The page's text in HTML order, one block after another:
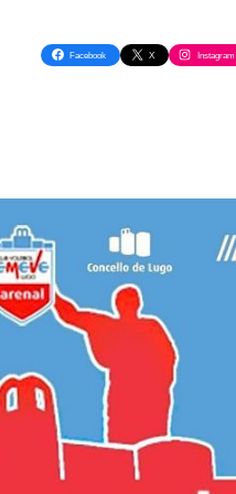
Facebook X Instagram